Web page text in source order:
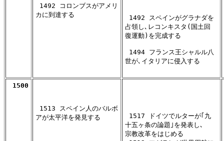
1492 コロンブスがアメリ
カに到達する
1492 スペインがグラナダを
占領し､レコンキスタ(国土回
復運動)を完成する
1494 フランス王シャルル八
世が､イタリアに侵入する
1513 スペイン人のバルボ
アが太平洋を発見する
1517 ドイツでルターが｢九
十五ヶ条の論題｣を発表し､
宗教改革をはじめる